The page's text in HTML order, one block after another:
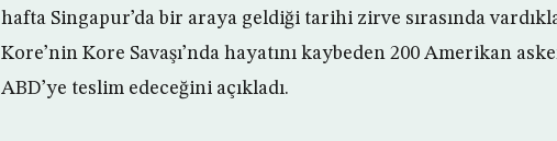
hafta Singapur’da bir araya geldiği tarihi zirve sırasında
Kore’nin Kore Savaşı’nda hayatını kaybeden 200 Amerikan
ABD’ye teslim edeceğini açıkladı.